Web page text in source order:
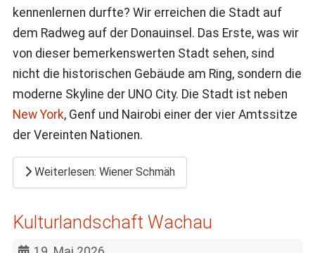
kennenlernen durfte? Wir erreichen die Stadt auf
dem Radweg auf der Donauinsel. Das Erste, was wir
von dieser bemerkenswerten Stadt sehen, sind
nicht die historischen Gebäude am Ring, sondern die
moderne Skyline der UNO City. Die Stadt ist neben
New York, Genf und Nairobi einer der vier Amtssitze
der Vereinten Nationen.
Weiterlesen: Wiener Schmäh
Kulturlandschaft Wachau